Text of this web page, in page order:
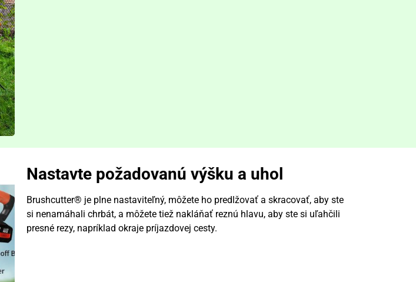
Nastavte požadovanú výšku a uhol
Brushcutter® je plne nastaviteľný, môžete ho predlžovať a skracovať, aby ste
si nenamáhali chrbát, a môžete tiež nakláňať reznú hlavu, aby ste si uľahčili
presné rezy, napríklad okraje príjazdovej cesty.